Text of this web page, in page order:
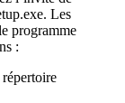
Les
programme
: